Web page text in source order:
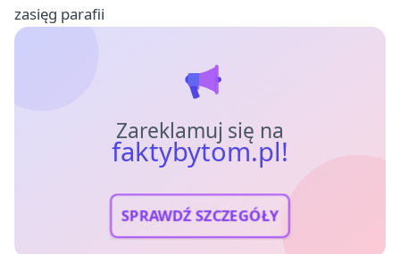
zasięg parafii
Zareklamuj się na
faktybytom.pl!
SPRAWDŹ SZCZEGÓŁY